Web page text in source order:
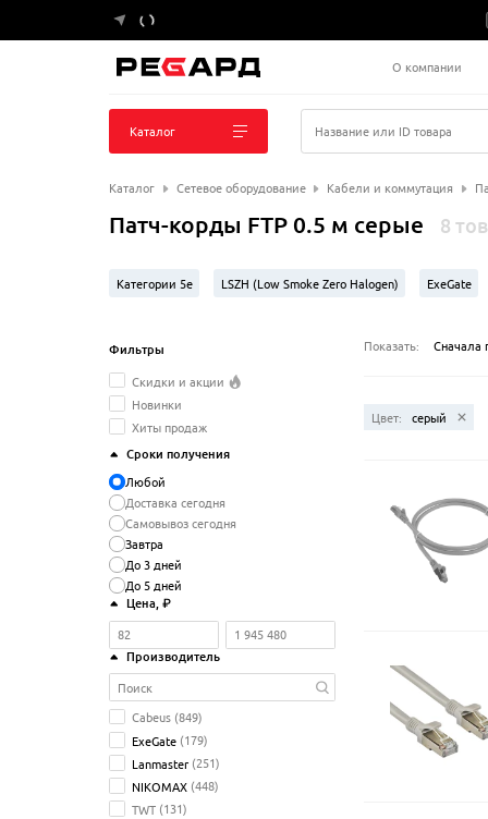
О компании
Каталог Название или ID товара
Каталог Сетевое оборудование Кабели и коммутация
Патч-корды FTP 0.5 м серые 8
Категории 5e LSZH (Low Smoke Zero Halogen) ExeGate
Фильтры
Скидки и акции
Новинки
Хиты продаж
Сроки получения
Любой
Доставка сегодня
Самовывоз сегодня
Завтра
До 3 дней
До 5 дней
Цена , ₽
Производитель
Cabeus (849)
ExeGate (179)
Lanmaster (251)
NIKOMAX (448)
TWT (131)
Показать: Сначала
Цвет: серый